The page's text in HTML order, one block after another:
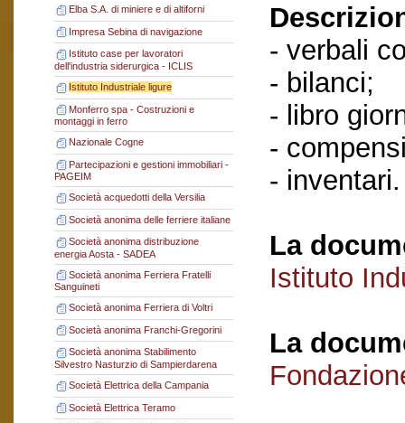
Elba S.A. di miniere e di altiforni
Impresa Sebina di navigazione
Istituto case per lavoratori
dell'industria siderurgica - ICLIS
Istituto Industriale ligure
Monferro spa - Costruzioni e
montaggi in ferro
Nazionale Cogne
Partecipazioni e gestioni immobiliari -
PAGEIM
Società acquedotti della Versilia
Società anonima delle ferriere italiane
Società anonima distribuzione
energia Aosta - SADEA
Società anonima Ferriera Fratelli
Sanguineti
Società anonima Ferriera di Voltri
Società anonima Franchi-Gregorini
Società anonima Stabilimento
Silvestro Nasturzio di Sampierdarena
Società Elettrica della Campania
Società Elettrica Teramo
- verbali
- bilanci;
- libro
-
- inventari.
La
Istituto
La